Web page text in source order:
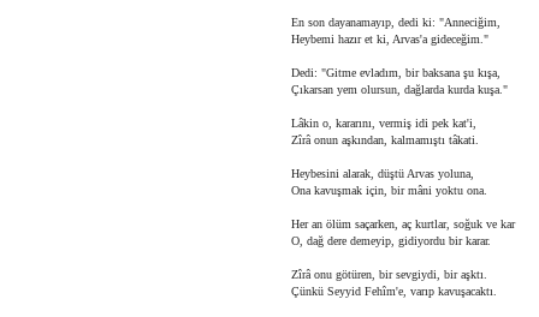
En son dayanamayıp, dedi ki: "Anneciğim,
Heybemi hazır et ki, Arvas'a gideceğim."
Dedi: "Gitme evladım, bir baksana şu kışa,
Çıkarsan yem olursun, dağlarda kurda kuşa."
Lâkin o, kararını, vermiş idi pek kat'i,
Zîrâ onun aşkından, kalmamıştı tâkati.
Heybesini alarak, düştü Arvas yoluna,
Ona kavuşmak için, bir mâni yoktu ona.
Her an ölüm saçarken, aç kurtlar, soğuk ve kar
O, dağ dere demeyip, gidiyordu bir karar.
Zîrâ onu götüren, bir sevgiydi, bir aşktı.
Çünkü Seyyid Fehîm'e, varıp kavuşacaktı.